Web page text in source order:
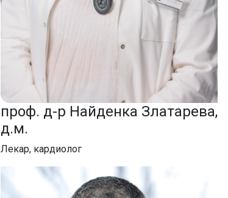
проф. д-р Найденка Златарева,
д.м.
Лекар, кардиолог